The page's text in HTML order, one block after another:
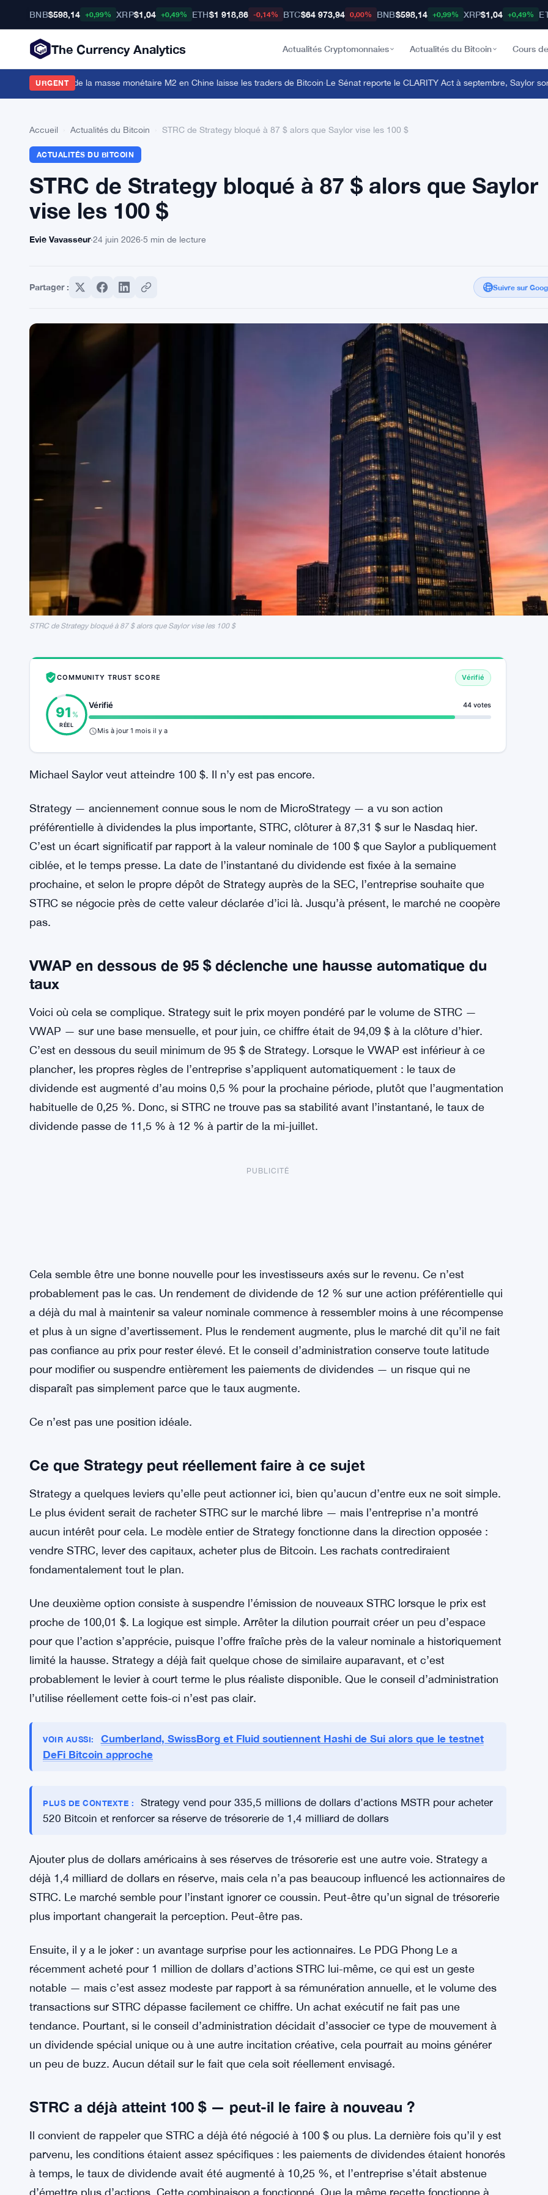
BNB$598,14 +0,99% XRP$1,04 +0,49% ETH$1 918,86 -0,14% BTC$64 973,94 0,00% BNB$598,14 +0,99% XRP$1,04 +0,49%
The Currency Analytics Actualités Cryptomonnaies Actualités du Bitcoin Cours
URGENT
de dollars de la masse monétaire M2 en Chine laisse les traders de Bitcoin·Le Sénat reporte le CLARITY Act à septembre, Saylor sort
Accueil Actualités du Bitcoin STRC de Strategy bloqué à 87 $ alors que Saylor vise les 100 $
ACTUALITÉS DU BITCOIN
STRC de Strategy bloqué à 87 $ alors que Saylor
vise les 100 $
Evie Vavasseur·24 juin 2026·5 min de lecture
Partager : Suivre sur
STRC de Strategy bloqué à 87 $ alors que Saylor vise les 100 $
COMMUNITY TRUST SCORE Vérifié
91 %
RÉEL
Vérifié 44 votes
Mis à jour 1 mois il y a
Michael Saylor veut atteindre 100 $. Il n’y est pas encore.
Strategy — anciennement connue sous le nom de MicroStrategy — a vu son action
préférentielle à dividendes la plus importante, STRC, clôturer à 87,31 $ sur le Nasdaq hier.
C’est un écart significatif par rapport à la valeur nominale de 100 $ que Saylor a publiquement
ciblée, et le temps presse. La date de l’instantané du dividende est fixée à la semaine
prochaine, et selon le propre dépôt de Strategy auprès de la SEC, l’entreprise souhaite que
STRC se négocie près de cette valeur déclarée d’ici là. Jusqu’à présent, le marché ne coopère
pas.
VWAP en dessous de 95 $ déclenche une hausse automatique du
taux
Voici où cela se complique. Strategy suit le prix moyen pondéré par le volume de STRC —
VWAP — sur une base mensuelle, et pour juin, ce chiffre était de 94,09 $ à la clôture d’hier.
C’est en dessous du seuil minimum de 95 $ de Strategy. Lorsque le VWAP est inférieur à ce
plancher, les propres règles de l’entreprise s’appliquent automatiquement : le taux de
dividende est augmenté d’au moins 0,5 % pour la prochaine période, plutôt que l’augmentation
habituelle de 0,25 %. Donc, si STRC ne trouve pas sa stabilité avant l’instantané, le taux de
dividende passe de 11,5 % à 12 % à partir de la mi-juillet.
PUBLICITÉ
probablement pas le cas. Un rendement de dividende de 12 % sur une action préférentielle qui
et plus à un signe d’avertissement. Plus le rendement augmente, plus le marché dit qu’il ne fait
pour modifier ou suspendre entièrement les paiements de dividendes — un risque qui ne
disparaît pas simplement parce que le taux augmente.
Ce n’est pas une position idéale.
Ce que Strategy peut réellement faire à ce sujet
Strategy a quelques leviers qu’elle peut actionner ici, bien qu’aucun d’entre eux ne soit simple.
Le plus évident serait de racheter STRC sur le marché libre — mais l’entreprise n’a montré
aucun intérêt pour cela. Le modèle entier de Strategy fonctionne dans la direction opposée :
vendre STRC, lever des capitaux, acheter plus de Bitcoin. Les rachats contrediraient
fondamentalement tout le plan.
Une deuxième option consiste à suspendre l’émission de nouveaux STRC lorsque le prix est
proche de 100,01 $. La logique est simple. Arrêter la dilution pourrait créer un peu d’espace
pour que l’action s’apprécie, puisque l’offre fraîche près de la valeur nominale a historiquement
limité la hausse. Strategy a déjà fait quelque chose de similaire auparavant, et c’est
probablement le levier à court terme le plus réaliste disponible. Que le conseil d’administration
Cumberland, SwissBorg et Fluid soutiennent Hashi de Sui alors que le testnet
DeFi Bitcoin approche
520 Bitcoin et renforcer sa réserve de trésorerie de 1,4 milliard de dollars
Ajouter plus de dollars américains à ses réserves de trésorerie est une autre voie. Strategy a
déjà 1,4 milliard de dollars en réserve, mais cela n’a pas beaucoup influencé les actionnaires de
STRC. Le marché semble pour l’instant ignorer ce coussin. Peut-être qu’un signal de trésorerie
plus important changerait la perception. Peut-être pas.
récemment acheté pour 1 million de dollars d’actions STRC lui-même, ce qui est un geste
notable — mais c’est assez modeste par rapport à sa rémunération annuelle, et le volume des
transactions sur STRC dépasse facilement ce chiffre. Un achat exécutif ne fait pas une
tendance. Pourtant, si le conseil d’administration décidait d’associer ce type de mouvement à
un dividende spécial unique ou à une autre incitation créative, cela pourrait au moins générer